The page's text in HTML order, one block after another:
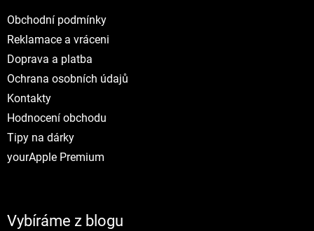
Obchodní podmínky
Reklamace a vráceni
Doprava a platba
Ochrana osobních údajů
Kontakty
Hodnocení obchodu
Tipy na dárky
yourApple Premium
Vybíráme z blogu